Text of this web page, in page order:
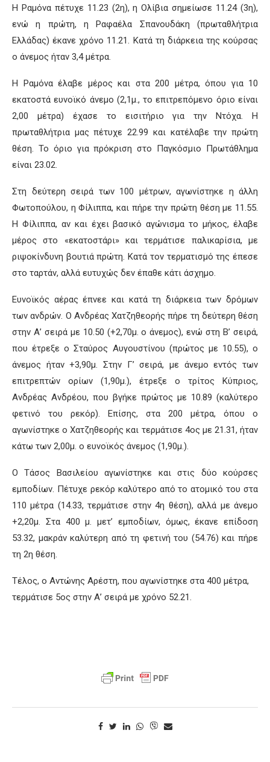
Η Ραμόνα πέτυχε 11.23 (2η), η Ολίβια σημείωσε 11.24 (3η),
ενώ η πρώτη, η Ραφαέλα Σπανουδάκη (πρωταθλήτρια
Ελλάδας) έκανε χρόνο 11.21. Κατά τη διάρκεια της κούρσας
ο άνεμος ήταν 3,4 μέτρα.
Η Ραμόνα έλαβε μέρος και στα 200 μέτρα, όπου για 10
εκατοστά ευνοϊκό άνεμο (2,1μ., το επιτρεπόμενο όριο είναι
2,00 μέτρα) έχασε το εισιτήριο για την Ντόχα. Η
πρωταθλήτρια μας πέτυχε 22.99 και κατέλαβε την πρώτη
θέση. Το όριο για πρόκριση στο Παγκόσμιο Πρωτάθλημα
είναι 23.02.
Στη δεύτερη σειρά των 100 μέτρων, αγωνίστηκε η άλλη
Φωτοπούλου, η Φίλιππα, και πήρε την πρώτη θέση με 11.55.
Η Φίλιππα, αν και έχει βασικό αγώνισμα το μήκος, έλαβε
μέρος στο «εκατοστάρι» και τερμάτισε παλικαρίσια, με
ριψοκίνδυνη βουτιά πρώτη. Κατά τον τερματισμό της έπεσε
στο ταρτάν, αλλά ευτυχώς δεν έπαθε κάτι άσχημο.
Ευνοϊκός αέραςέπνεε και κατά τη διάρκεια των δρόμων
των ανδρών. Ο Ανδρέας Χατζηθεορής πήρε τη δεύτερη θέση
στην Α’ σειρά με 10.50 (+2,70μ. ο άνεμος), ενώ στη Β’ σειρά,
που έτρεξε ο Σταύρος Αυγουστίνου (πρώτος με 10.55), ο
άνεμος ήταν +3,90μ. Στην Γ’ σειρά, με άνεμο εντός των
επιτρεπτών ορίων (1,90μ.), έτρεξε ο τρίτος Κύπριος,
Ανδρέας Ανδρέου, που βγήκε πρώτος με 10.89 (καλύτερο
φετινό του ρεκόρ). Επίσης, στα 200 μέτρα, όπου ο
αγωνίστηκε οΧατζηθεορής και τερμάτισε 4οςμε 21.31, ήταν
κάτω των 2,00μ. ο ευνοϊκός άνεμος (1,90μ.).
Ο Τάσος Βασιλείου αγωνίστηκε και στις δύο κούρσες
εμποδίων. Πέτυχε ρεκόρ καλύτερο από το ατομικό του στα
110 μέτρα (14.33, τερμάτισε στην 4η θέση), αλλά με άνεμο
+2,20μ. Στα 400 μ. μετ’ εμποδίων, όμως, έκανε επίδοση
53.32, μακράν καλύτερη από τη φετινή του (54.76) και πήρε
τη 2η θέση.
Τέλος, ο Αντώνης Αρέστη, που αγωνίστηκε στα 400 μέτρα,
τερμάτισε 5ος στην Α’ σειρά με χρόνο 52.21.